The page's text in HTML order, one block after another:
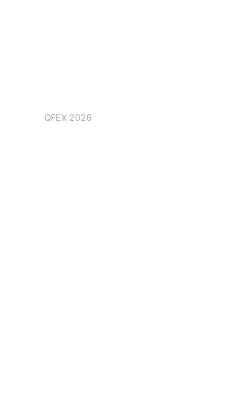
QFEX 2026